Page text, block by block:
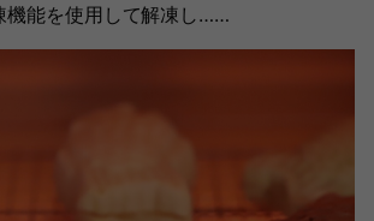
機能を使用して解凍し……